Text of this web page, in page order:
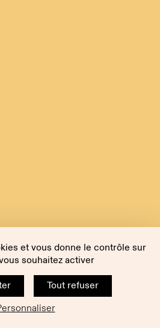
et vous donne le contrôle sur
souhaitez activer
Tout refuser